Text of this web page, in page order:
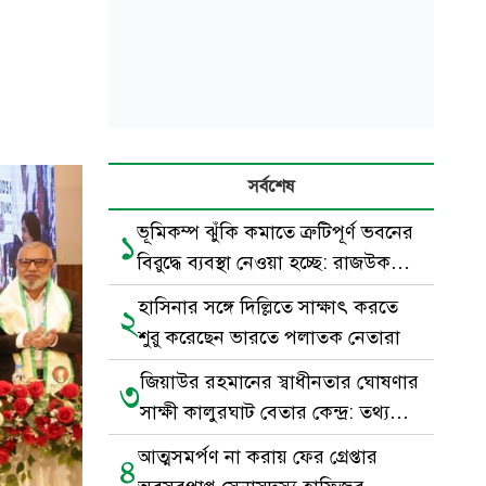
সর্বশেষ
১ভূমিকম্প ঝুঁকি কমাতে ত্রুটিপূর্ণ ভবনের
বিরুদ্ধে ব্যবস্থা নেওয়া হচ্ছে: রাজউক
চেয়ারম্যান
২হাসিনার সঙ্গে দিল্লিতে সাক্ষাৎ করতে
শুরু করেছেন ভারতে পলাতক নেতারা
৩জিয়াউর রহমানের স্বাধীনতার ঘোষণার
সাক্ষী কালুরঘাট বেতার কেন্দ্র: তথ্য
প্রতিমন্ত্রী
৪আত্মসমর্পণ না করায় ফের গ্রেপ্তার